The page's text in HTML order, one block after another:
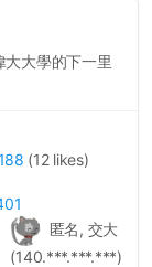
大學的下一里
(12 likes)
匿名, 交大
(140.***.***.***)